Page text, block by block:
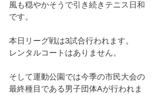
風も穏やかそうで引き続きテニス日和
です。
本日リーグ戦は3試合行われます。
レンタルコートはありません。
そして運動公園では今季の市民大会の
最終種目である男子団体Aが行われま